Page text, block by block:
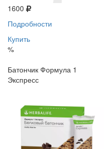
1600
Подробности
Купить
%
Батончик Формула 1
Экспресс